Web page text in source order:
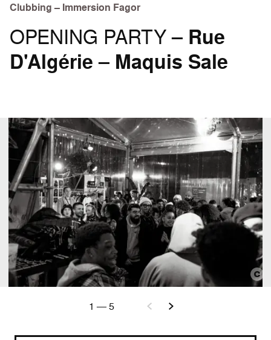
Clubbing – Immersion Fagor
OPENING PARTY – Rue
D'Algérie – Maquis Sale
1 —5